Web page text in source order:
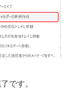
です。